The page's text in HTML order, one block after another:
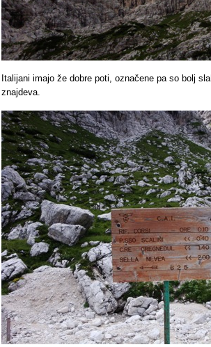
Italijani imajo že dobre poti, označene pa so bolj
znajdeva.